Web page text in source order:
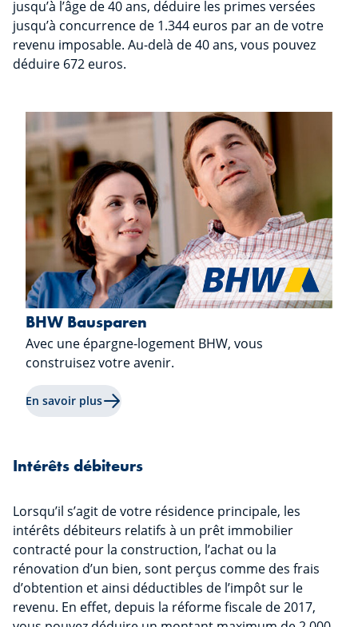
jusqu’à l’âge de 40 ans, déduire les primes versées
jusqu’à concurrence de 1.344 euros par an de votre
revenu imposable. Au-delà de 40 ans, vous pouvez
déduire 672 euros.
BHW Bausparen
Avec une épargne-logement BHW, vous
construisez votre avenir.
En savoir plusEn savoir plus sur "BHW Bausparen"
Intérêts débiteurs
Lorsqu’il s’agit de votre résidence principale, les
intérêts débiteurs relatifs à un prêt immobilier
contracté pour la construction, l’achat ou la
rénovation d’un bien, sont perçus comme des frais
d’obtention et ainsi déductibles de l’impôt sur le
revenu. En effet, depuis la réforme fiscale de 2017,